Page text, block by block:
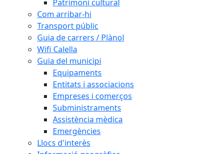
Patrimoni cultural
Com arribar-hi
Transport públic
Guia de carrers / Plànol
Wifi Calella
Guia del municipi
Equipaments
Entitats i associacions
Empreses i comerços
Subministraments
Assistència mèdica
Emergències
Llocs d'interès